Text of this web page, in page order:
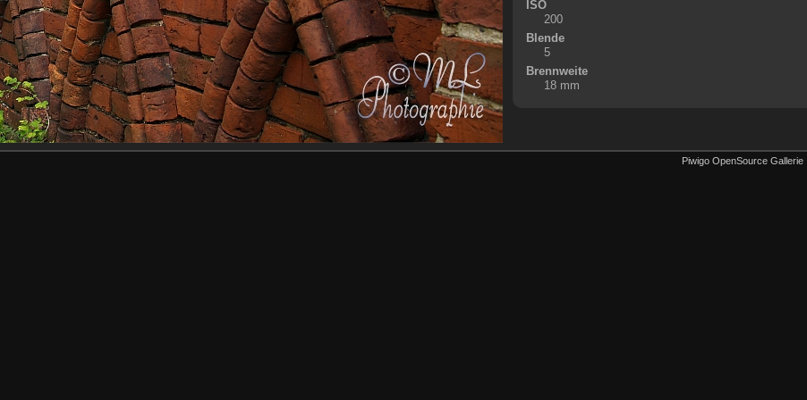
ISO
200
Blende
5
Brennweite
18 mm
Piwigo OpenSource Gallerie